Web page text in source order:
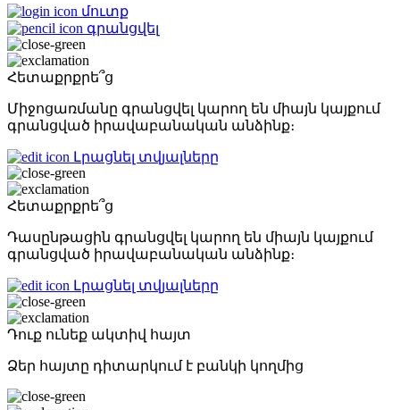
մուտք
գրանցվել
Հետաքրքրե՞ց
Միջոցառմանը գրանցվել կարող են միայն կայքում
գրանցված իրավաբանական անձինք։
Լրացնել տվյալները
Հետաքրքրե՞ց
Դասընթացին գրանցվել կարող են միայն կայքում
գրանցված իրավաբանական անձինք։
Լրացնել տվյալները
Դուք ունեք ակտիվ հայտ
Ձեր հայտը դիտարկում է բանկի կողմից